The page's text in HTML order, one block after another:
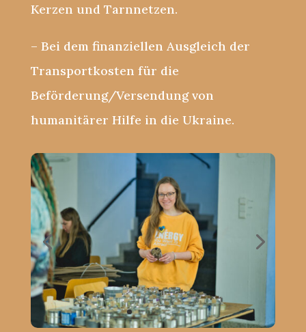
Kerzen und Tarnnetzen.
– Bei dem finanziellen Ausgleich der
Transportkosten für die
Beförderung/Versendung von
humanitärer Hilfe in die Ukraine.